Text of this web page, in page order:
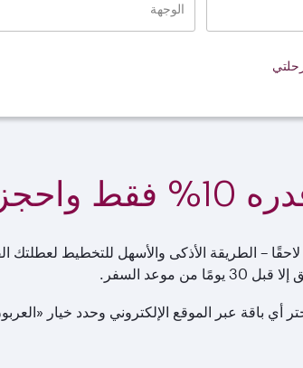
الوجهة
عطلتك
موعد السفر.
أي باقة عبر الموقع الإلكتروني وحدد خيار